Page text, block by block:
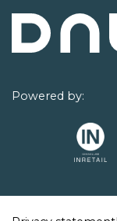
Powered by: